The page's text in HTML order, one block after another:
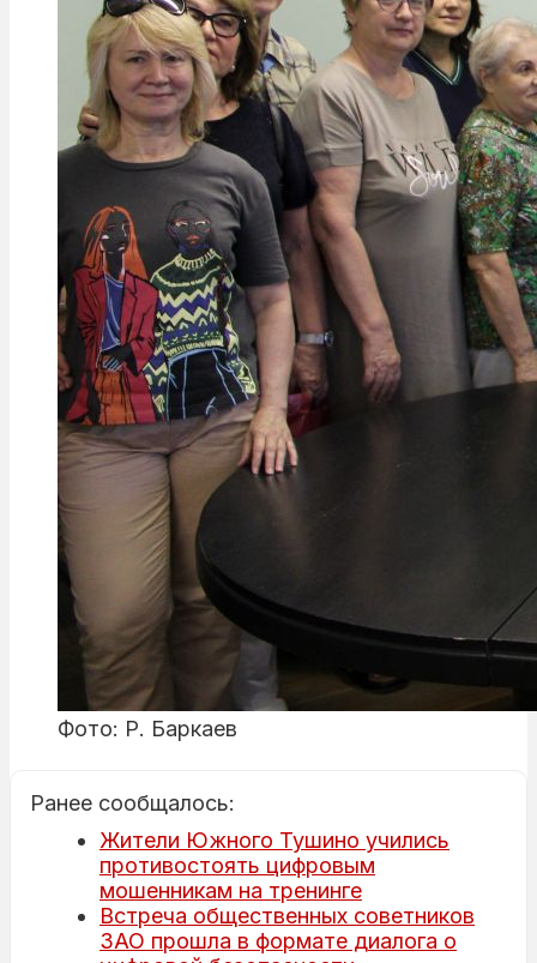
Фото: Р. Баркаев
Ранее сообщалось:
Жители Южного Тушино учились
противостоять цифровым
мошенникам на тренинге
Встреча общественных советников
ЗАО прошла в формате диалога о